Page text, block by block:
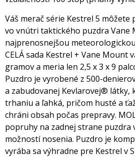
Váš merač série Kestrel 5
vo vnútri taktického puzdra Vane
najprenosnejšou
CELÁ sada Kestrel + Vane Mount
gramov a meria len 2,5 x 3 x 9
Puzdro je vyrobené z 500-
a zabudovanej Kevlarovej® látky,
trhaniu a ľahká, pričom husté a
chráni obsah počas prepravy.
popruhy na zadnej strane puzdra
možností nosenia. Puzdro je
vyrába sa výhradne pre Kestrel v